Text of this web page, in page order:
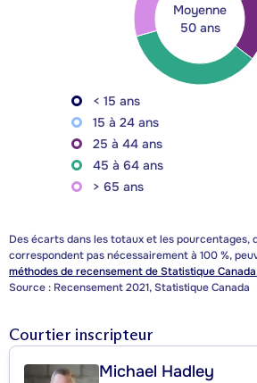
Moyenne
50 ans
< 15 ans
15 à 24 ans
25 à 44 ans
45 à 64 ans
> 65 ans
Des écarts dans les totaux et les pourcentages,
correspondent pas nécessairement à 100 %,
méthodes de recensement de Statistique
Source : Recensement 2021, Statistique Canada
Courtier inscripteur
Michael Hadley